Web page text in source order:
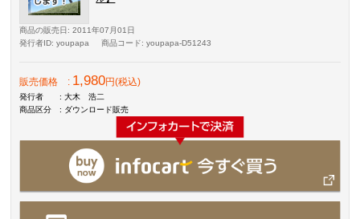
商品の販売日 : 2011年07月01日
発行者ID: youpapa 商品コード: youpapa-D51243
販売価格 : 1,980円(税込)
発行者
: 大木 浩二
商品区分
: ダウンロード販売